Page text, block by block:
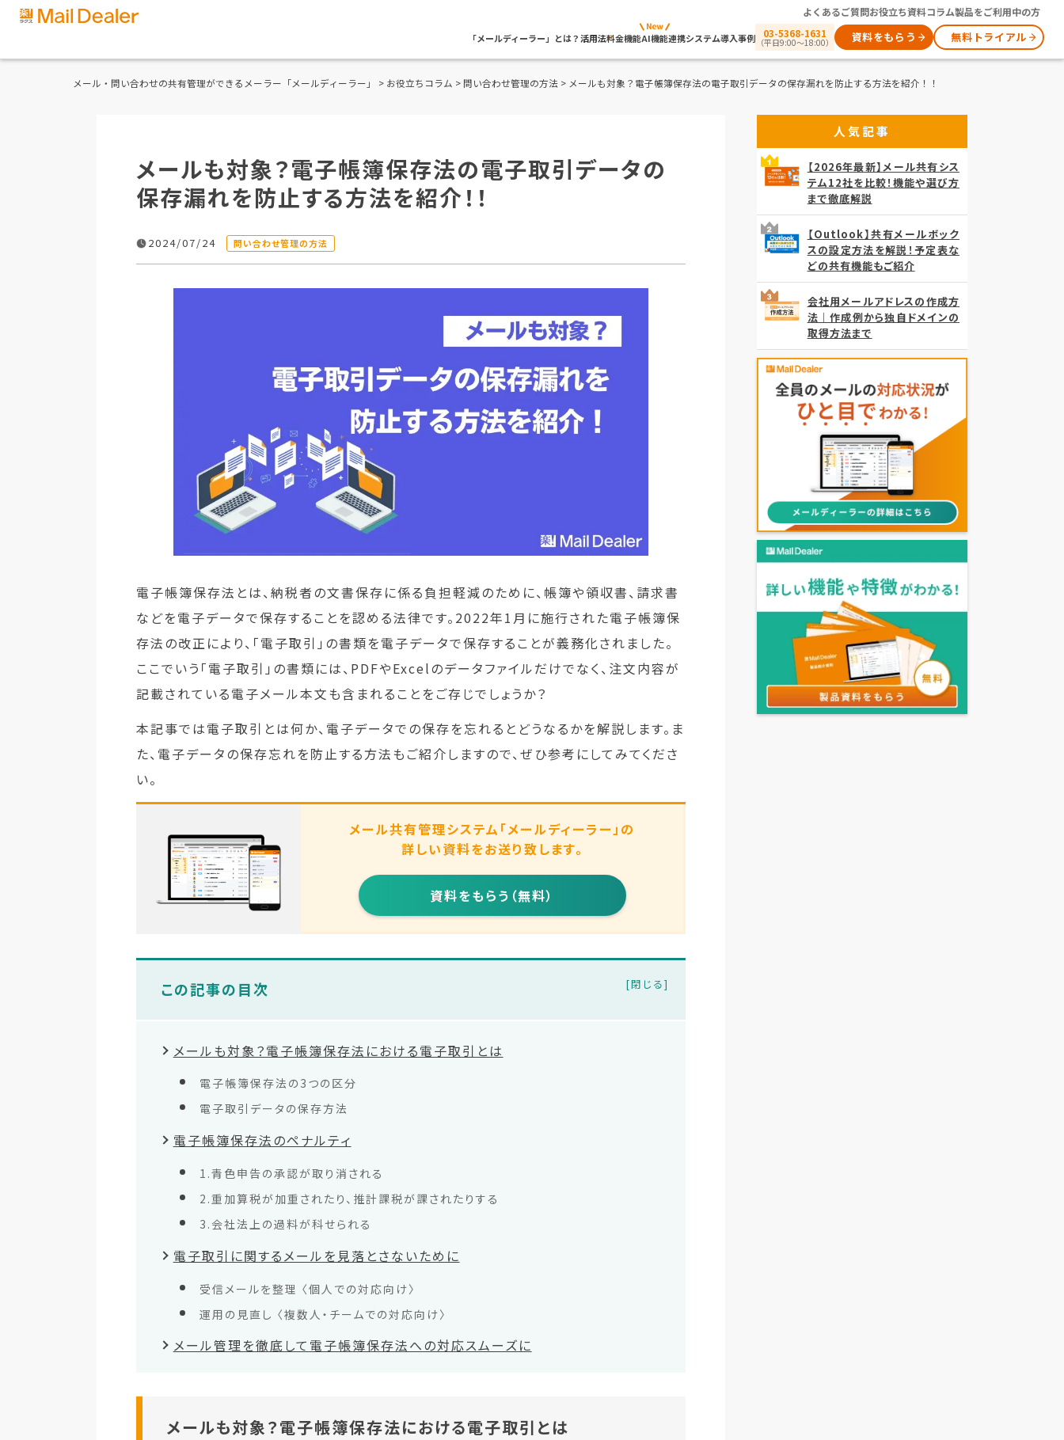
よくあるご質問お役立ち資料コラム製品をご利用中の方
「メールディーラー」とは？活用法料金機能AI機能連携システム導入事例 03-5368-1631
（平日9:00～18:00） 資料をもらう 無料トライアル
メール・問い合わせの共有管理ができるメーラー「メールディーラー」 > お役立ちコラム > 問い合わせ管理の方法 > メールも対象？電子帳簿保存法の電子取引データの保存漏れを防止する方法を紹介！！
メールも対象？電子帳簿保存法の電子取引データの
保存漏れを防止する方法を紹介！！
2024/07/24 問い合わせ管理の方法
電子帳簿保存法とは、納税者の文書保存に係る負担軽減のために、帳簿や領収書、請求書
などを電子データで保存することを認める法律です。2022年1月に施行された電子帳簿保
存法の改正により、「電子取引」の書類を電子データで保存することが義務化されました。
ここでいう「電子取引」の書類には、PDFやExcelのデータファイルだけでなく、注文内容が
記載されている電子メール本文も含まれることをご存じでしょうか？
本記事では電子取引とは何か、電子データでの保存を忘れるとどうなるかを解説します。ま
た、電子データの保存忘れを防止する方法もご紹介しますので、ぜひ参考にしてみてくださ
い。
メール共有管理システム 「メールディーラー」の
詳しい資料をお送り致します。
資料をもらう（無料）
この記事の目次
メールも対象？電子帳簿保存法における電子取引とは
電子帳簿保存法の3つの区分
電子取引データの保存方法
電子帳簿保存法のペナルティ
1.青色申告の承認が取り消される
2.重加算税が加重されたり、推計課税が課されたりする
3.会社法上の過料が科せられる
電子取引に関するメールを見落とさないために
受信メールを整理 〈個人での対応向け〉
運用の見直し 〈複数人・チームでの対応向け〉
メール管理を徹底して電子帳簿保存法への対応スムーズに
メールも対象？電子帳簿保存法における電子取引とは
人気記事
【2026年最新】メール共有シス
テム12社を比較！機能や選び方
まで徹底解説
【Outlook】共有メールボック
スの設定方法を解説！予定表な
どの共有機能もご紹介
会社用メールアドレスの作成方
法｜作成例から独自ドメインの
取得方法まで